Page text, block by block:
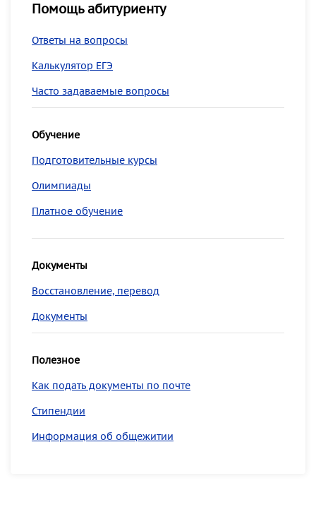
Помощь абитуриенту
Ответы на вопросы
Калькулятор ЕГЭ
Часто задаваемые вопросы
Обучение
Подготовительные курсы
Олимпиады
Платное обучение
Документы
Восстановление, перевод
Документы
Полезное
Как подать документы по почте
Стипендии
Информация об общежитии